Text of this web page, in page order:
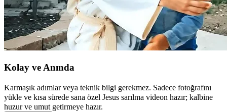
Kolay ve Anında
Karmaşık adımlar veya teknik bilgi gerekmez. Sadece fotoğrafını
yükle ve kısa sürede sana özel Jesus sarılma videon hazır; kalbine
huzur ve umut getirmeye hazır.